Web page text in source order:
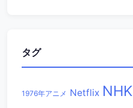
タグ
1976年アニメ Netflix NHK